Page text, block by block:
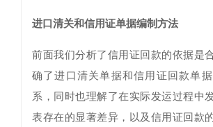
进口清关和信用证单据编制方法
前面我们分析了信用证回款的依据是
确了进口清关单据和信用证回款单
系，同时也理解了在实际发运过程中
表存在的显著差异，以及信用证回款